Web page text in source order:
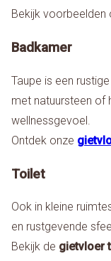
Bekijk voorbeelden
Badkamer
Taupe is een
met natuursteen of
wellnessgevoel.
Ontdek onze
Toilet
Ook in kleine
en rustgevende
Bekijk de gietvloer